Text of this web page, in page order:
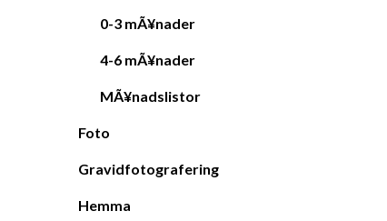
0-3 mÃ¥nader
4-6 mÃ¥nader
MÃ¥nadslistor
Foto
Gravidfotografering
Hemma